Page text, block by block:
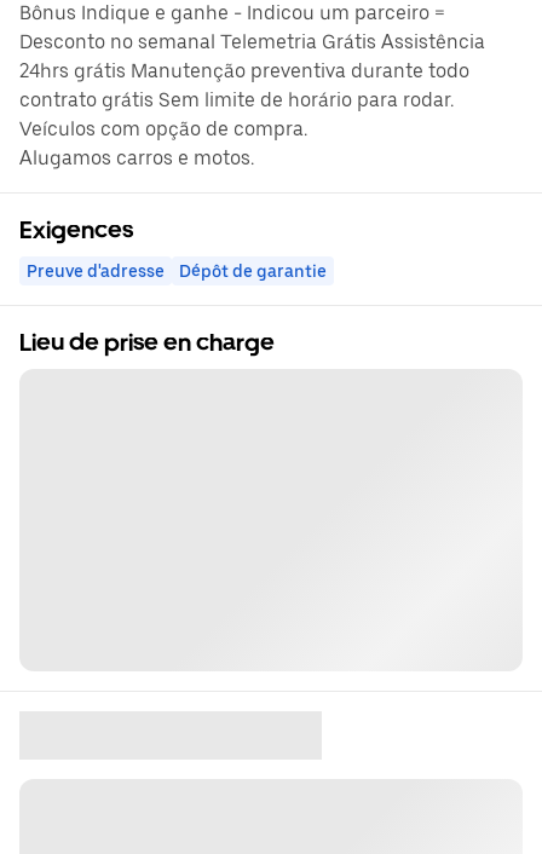
Bônus Indique e ganhe - Indicou um parceiro =
Desconto no semanal Telemetria Grátis Assistência
24hrs grátis Manutenção preventiva durante todo
contrato grátis Sem limite de horário para rodar.
Veículos com opção de compra.
Alugamos carros e motos.
Exigences
Preuve d'adresse Dépôt de garantie
Lieu de prise en charge